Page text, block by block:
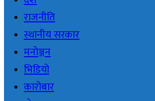
राजनीति
स्थानीय सरकार
मनोञ्जन
भिडियो
कारोबार